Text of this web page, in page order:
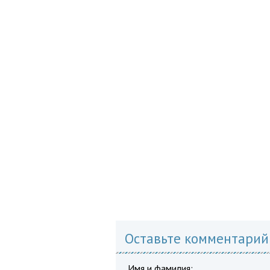
Оставьте комментарий